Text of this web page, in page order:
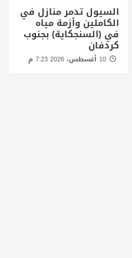
السيول تدمر منازل في
الكاملين وأزمة مياه
في (السنجكاية) بجنوب
كردفان
10 أغسطس، 2026 7:23 م